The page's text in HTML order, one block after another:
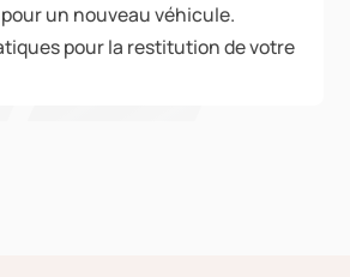
un nouveau véhicule.
pour la restitution de votre